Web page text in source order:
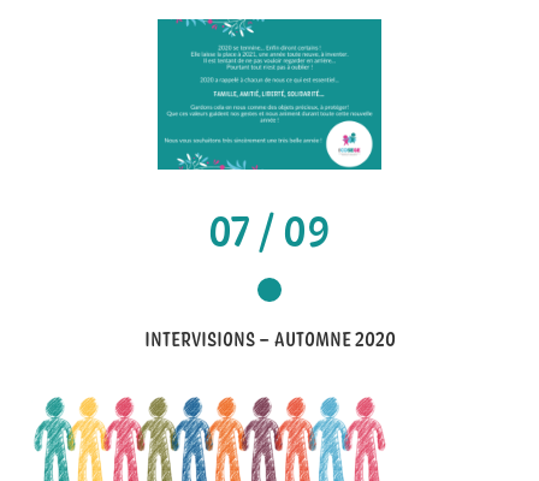
07 / 09
INTERVISIONS – AUTOMNE 2020